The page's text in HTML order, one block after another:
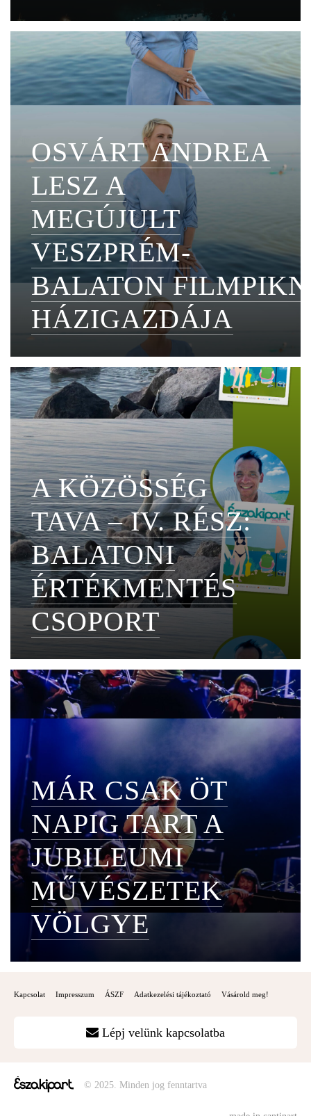
OSVÁRT ANDREA
LESZ A
MEGÚJULT
VESZPRÉM-
BALATON
HÁZIGAZDÁJA
A KÖZÖSSÉG
TAVA – IV. RÉSZ:
BALATONI
ÉRTÉKMENTÉS
CSOPORT
MÁR CSAK ÖT
NAPIG TART A
JUBILEUMI
MŰVÉSZETEK
VÖLGYE
Kapcsolat Impresszum ÁSZF Adatkezelési tájékoztató Vásárold meg!
Lépj velünk kapcsolatba
© 2025. Minden jog fenntartva